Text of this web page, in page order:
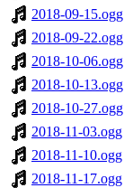
2018-09-15.ogg
2018-09-22.ogg
2018-10-06.ogg
2018-10-13.ogg
2018-10-27.ogg
2018-11-03.ogg
2018-11-10.ogg
2018-11-17.ogg